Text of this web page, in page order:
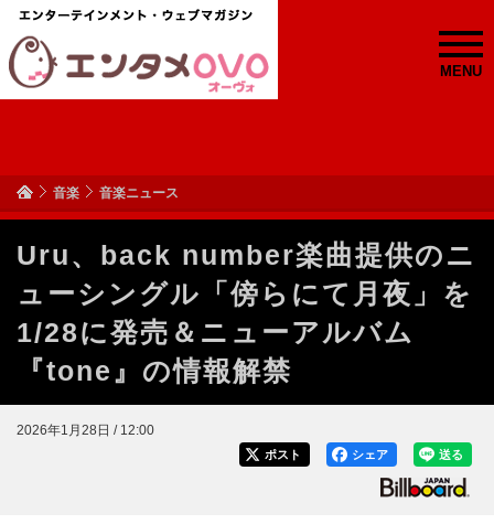
MENU
音楽 音楽ニュース
Uru、back number楽曲提供のニ
ューシングル「傍らにて月夜」を
1/28に発売＆ニューアルバム
『tone』の情報解禁
2026年1月28日 / 12:00
送る
シェア
ポスト